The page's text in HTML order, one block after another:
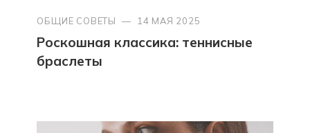
ОБЩИЕ СОВЕТЫ — 14 МАЯ 2025
Роскошная классика: теннисные
браслеты